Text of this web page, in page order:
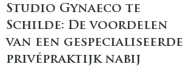
Studio Gynaeco te
Schilde: De voordelen
van een gespecialiseerde
privépraktijk nabij